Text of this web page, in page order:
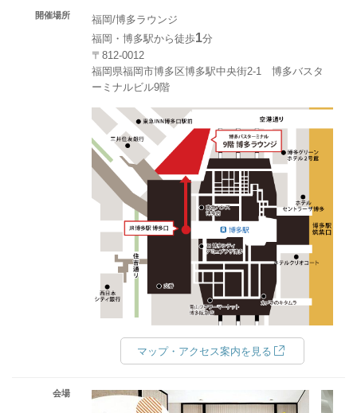
開催場所
福岡/博多ラウンジ
福岡・博多駅から徒歩1分
〒812-0012
福岡県福岡市博多区博多駅中央街2-1 博多バスタ
ーミナルビル9階
マップ・アクセス案内を見る
会場